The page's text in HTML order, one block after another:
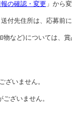
の確認・変更 」から
付先住所は、応募前
など)については、
ざいません。
ざいません。